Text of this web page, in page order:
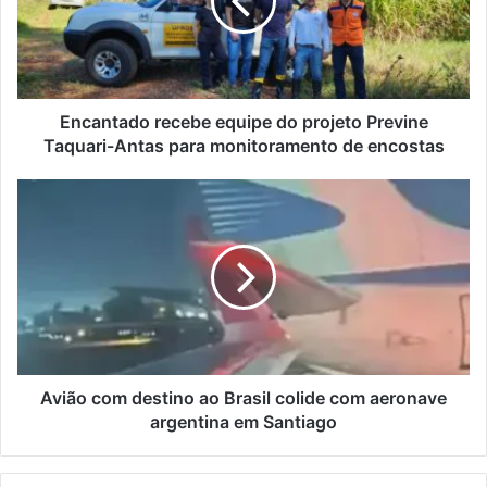
projeto
Previne
Taquari-
Antas
para
monitoramento
Encantado recebe equipe do projeto Previne
Taquari-Antas para monitoramento de encostas
colide
com
aeronave
argentina
Avião com destino ao Brasil colide com aeronave
argentina em Santiago